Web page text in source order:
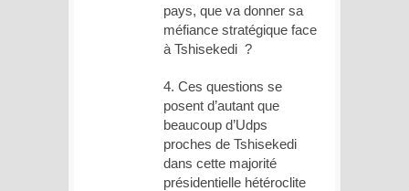
pays, que va donner sa
méfiance stratégique face
à Tshisekedi ?
4. Ces questions se
posent d’autant que
beaucoup d’Udps
proches de Tshisekedi
dans cette majorité
présidentielle hétéroclite